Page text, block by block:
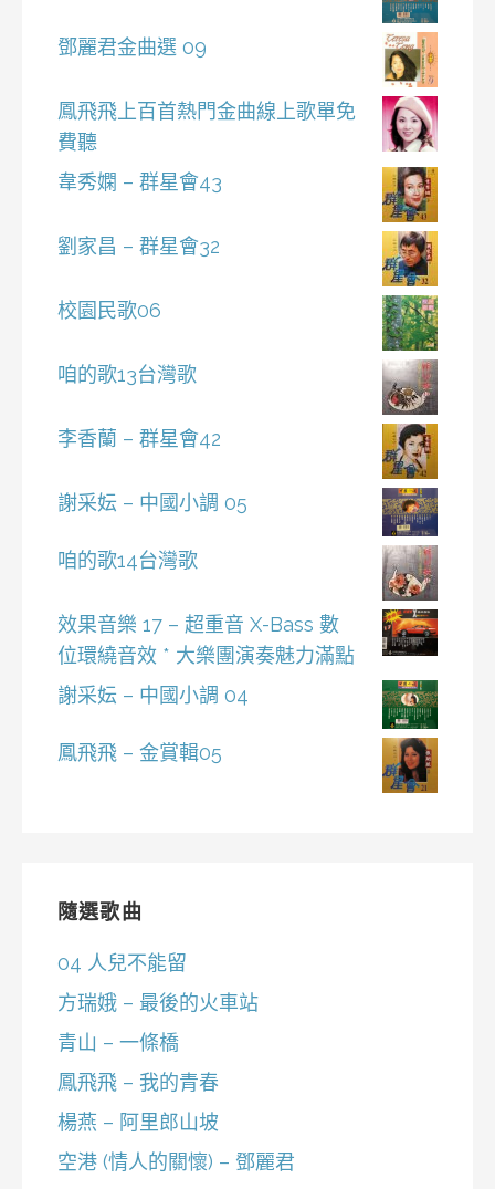
鄧麗君金曲選 09
鳳飛飛上百首熱門金曲線上歌單免
費聽
韋秀嫻 – 群星會43
劉家昌 – 群星會32
校園民歌06
咱的歌13台灣歌
李香蘭 – 群星會42
謝采妘 – 中國小調 05
咱的歌14台灣歌
效果音樂 17 – 超重音 X-Bass 數
位環繞音效 * 大樂團演奏魅力滿點
謝采妘 – 中國小調 04
鳳飛飛 – 金賞輯05
隨選歌曲
04 人兒不能留
方瑞娥 – 最後的火車站
青山 – 一條橋
鳳飛飛 – 我的青春
楊燕 – 阿里郎山坡
空港 (情人的關懷) – 鄧麗君